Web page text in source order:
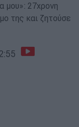
μου»: 27χρονη
της και ζητούσε